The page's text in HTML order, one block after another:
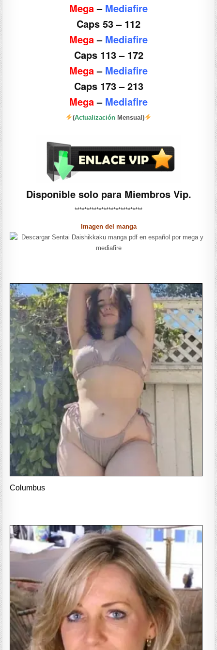
Mega – Mediafire
Caps 53 – 112
Mega – Mediafire
Caps 113 – 172
Mega – Mediafire
Caps 173 – 213
Mega – Mediafire
(Actualización Mensual)
Disponible solo para Miembros Vip.
****************************
Imagen del manga
Columbus